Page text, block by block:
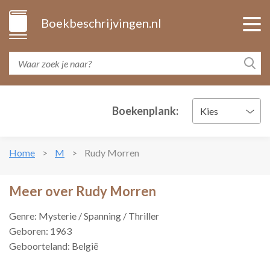
Boekbeschrijvingen.nl
Boekenplank: Kies
Home M Rudy Morren
Meer over Rudy Morren
Genre: Mysterie / Spanning / Thriller
Geboren: 1963
Geboorteland: België